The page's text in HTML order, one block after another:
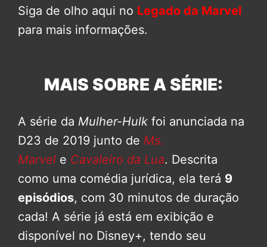
Siga de olho aqui no Legado da Marvel
para mais informações.
MAIS SOBRE A SÉRIE:
A série da Mulher-Hulk foi anunciada na
D23 de 2019 junto de Ms.
Marvel e Cavaleiro da Lua. Descrita
como uma comédia jurídica, ela terá 9
episódios, com 30 minutos de duração
cada! A série já está em exibição e
disponível no Disney+, tendo seu